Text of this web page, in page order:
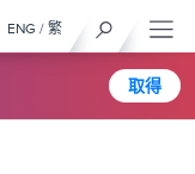
取得
ENG / 繁